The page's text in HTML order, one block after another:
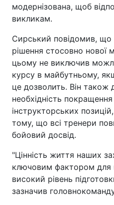
модернізована, щоб
викликам.
Сирський повідомив, що
рішення стосовно нової
цьому не виключив
курсу в майбутньому,
це дозволить. Він також
необхідність
інструкторських
тому, що всі тренери
бойовий досвід.
"Цінність життя наших
ключовим фактором для
високий рівень
зазначив